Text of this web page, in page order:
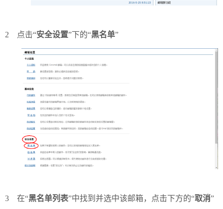
2 点击“安全设置”下的“黑名单”
3 在“黑名单列表”中找到并选中该邮箱，点击下方的“取消”